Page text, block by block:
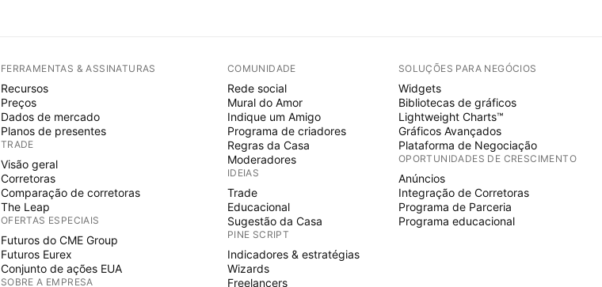
FERRAMENTAS & ASSINATURAS
Recursos
Preços
Dados de mercado
Planos de presentes
TRADE
Visão geral
Corretoras
Comparação de corretoras
The Leap
OFERTAS ESPECIAIS
Futuros do CME Group
Futuros Eurex
Conjunto de ações EUA
SOBRE A EMPRESA
COMUNIDADE
Rede social
Mural do Amor
Indique um Amigo
Programa de criadores
Regras da Casa
Moderadores
IDEIAS
Trade
Educacional
Sugestão da Casa
PINE SCRIPT
Indicadores & estratégias
Wizards
Freelancers
SOLUÇÕES PARA NEGÓCIOS
Widgets
Bibliotecas de gráficos
Lightweight Charts™
Gráficos Avançados
Plataforma de Negociação
OPORTUNIDADES DE CRESCIMENTO
Anúncios
Integração de Corretoras
Programa de Parceria
Programa educacional